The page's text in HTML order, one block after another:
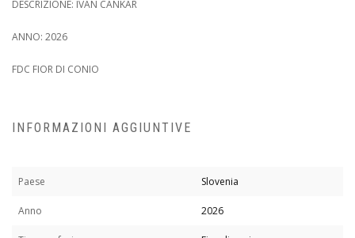
DESCRIZIONE: IVAN CANKAR
ANNO: 2026
FDC FIOR DI CONIO
INFORMAZIONI AGGIUNTIVE
Paese Slovenia
Anno 2026